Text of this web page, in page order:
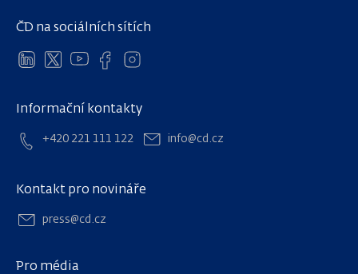
Informační kontakty
+420 221 111 122 info@cd.cz
Kontakt pro novináře
press@cd.cz
ČD na sociálních sítích
Pro média